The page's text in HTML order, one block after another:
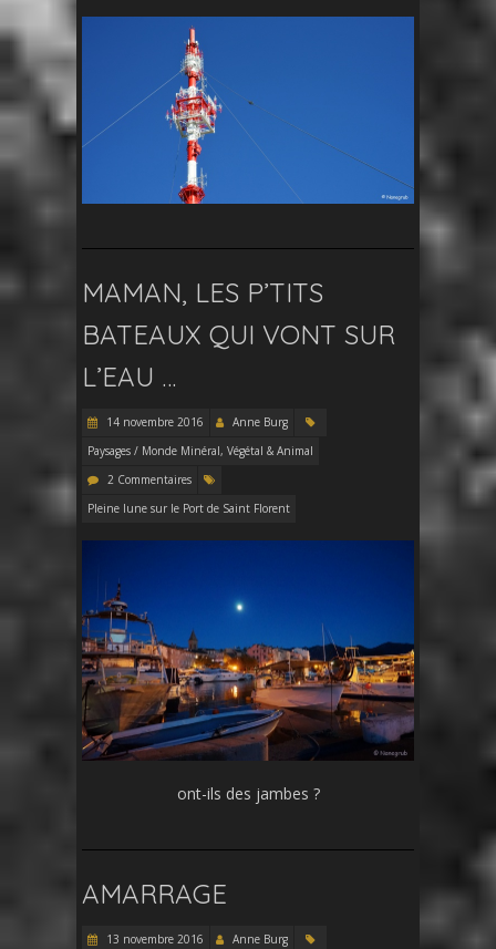
MAMAN, LES P’TITS
BATEAUX QUI VONT SUR
L’EAU …
14 novembre 2016
Anne Burg
Paysages / Monde Minéral, Végétal & Animal
2 Commentaires
Pleine lune sur le Port de Saint Florent
ont-ils des jambes ?
AMARRAGE
13 novembre 2016
Anne Burg